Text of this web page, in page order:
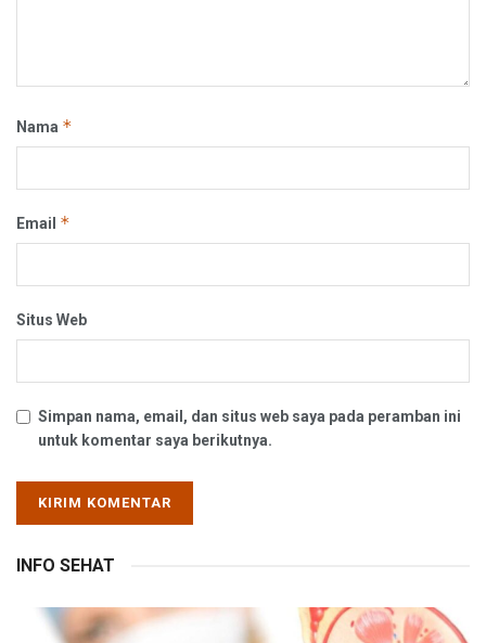
Nama *
Email *
Situs Web
Simpan nama, email, dan situs web saya pada peramban ini
untuk komentar saya berikutnya.
INFO SEHAT